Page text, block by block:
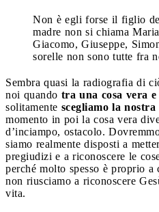
Non è egli forse il figlio
madre non si chiama
Giacomo, Giuseppe,
sorelle non sono tutte fra
Sembra quasi la radiografia di
noi quando tra una cosa vera
solitamente scegliamo la
momento in poi la cosa vera
d’inciampo, ostacolo.
siamo realmente disposti a
pregiudizi e a riconoscere le
perché molto spesso è proprio
non riusciamo a riconoscere
vita.